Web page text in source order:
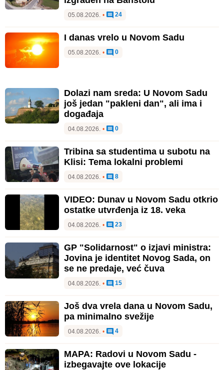
05.08.2026. • 24
I danas vrelo u Novom Sadu
05.08.2026. • 0
Dolazi nam sreda: U Novom Sadu
još jedan "pakleni dan", ali ima i
događaja
04.08.2026. • 0
Tribina sa studentima u subotu na
Klisi: Tema lokalni problemi
04.08.2026. • 8
VIDEO: Dunav u Novom Sadu otkrio
ostatke utvrđenja iz 18. veka
04.08.2026. • 23
GP "Solidarnost" o izjavi ministra:
Jovina je identitet Novog Sada, on
se ne predaje, već čuva
04.08.2026. • 15
Još dva vrela dana u Novom Sadu,
pa minimalno svežije
04.08.2026. • 4
MAPA: Radovi u Novom Sadu -
izbegavajte ove lokacije